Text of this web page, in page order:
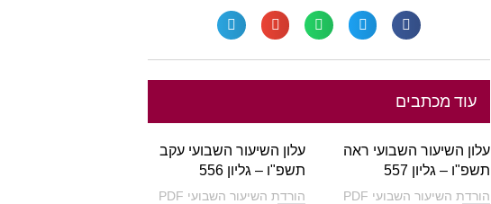
עוד מכתבים
עלון השיעור השבועי ראה
תשפ"ו – גליון 557
הורדת השיעור השבועי PDF
עלון השיעור השבועי עקב
תשפ"ו – גליון 556
הורדת השיעור השבועי PDF